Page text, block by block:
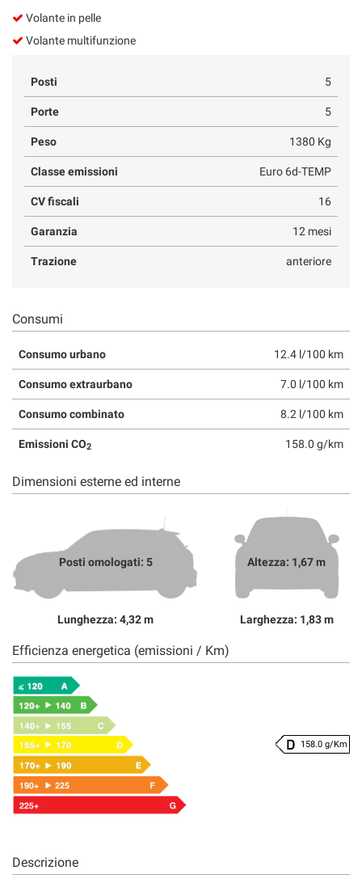
Volante in pelle
Volante multifunzione
Posti 5
Porte 5
Peso 1380 Kg
Classe emissioni Euro 6d-TEMP
CV fiscali 16
Garanzia 12 mesi
Trazione anteriore
Consumi
Consumo urbano 12.4 l/100 km
Consumo extraurbano 7.0 l/100 km
Consumo combinato 8.2 l/100 km
Emissioni CO2 158.0 g/km
Dimensioni esterne ed interne
Posti omologati: 5
Lunghezza: 4,32 m
Altezza: 1,67 m
Larghezza: 1,83 m
Efficienza energetica (emissioni / Km)
158.0 g/Km
Descrizione